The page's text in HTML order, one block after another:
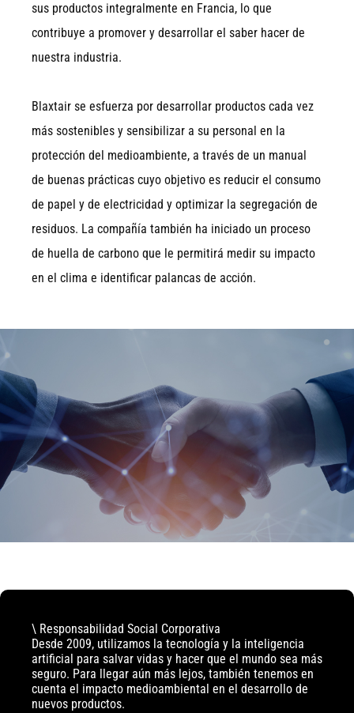
sus productos integralmente en Francia, lo que
contribuye a promover y desarrollar el saber hacer de
nuestra industria.
Blaxtair se esfuerza por desarrollar productos cada vez
más sostenibles y sensibilizar a su personal en la
protección del medioambiente, a través de un manual
de buenas prácticas cuyo objetivo es reducir el consumo
de papel y de electricidad y optimizar la segregación de
residuos. La compañía también ha iniciado un proceso
de huella de carbono que le permitirá medir su impacto
en el clima e identificar palancas de acción.
\ Responsabilidad Social Corporativa
Desde 2009, utilizamos la tecnología y la inteligencia
artificial para salvar vidas y hacer que el mundo sea más
seguro. Para llegar aún más lejos, también tenemos en
cuenta el impacto medioambiental en el desarrollo de
nuevos productos.